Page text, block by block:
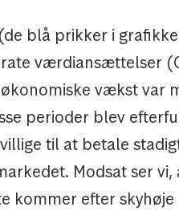
blå prikker i
værdiansættelser
vækst var
perioder blev
til at betale
Modsat ser vi,
kommer efter skyhøje